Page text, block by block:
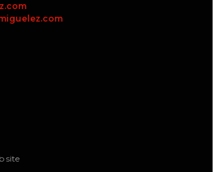
site